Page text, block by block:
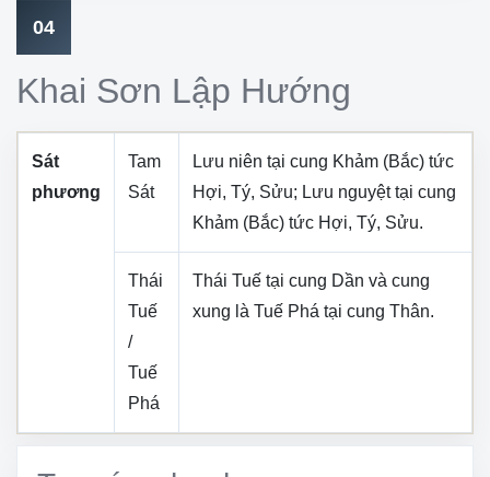
04
Khai Sơn Lập Hướng
Sát
phương
Tam
Sát
Lưu niên tại cung Khảm (Bắc) tức
Hợi, Tý, Sửu; Lưu nguyệt tại cung
Khảm (Bắc) tức Hợi, Tý, Sửu.
Thái
Tuế
/
Tuế
Phá
Thái Tuế tại cung Dần và cung
xung là Tuế Phá tại cung Thân.